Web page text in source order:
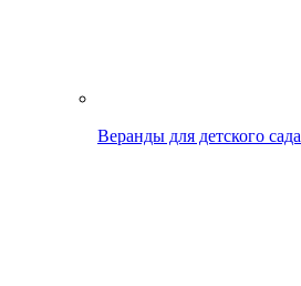
Веранды для детского сада